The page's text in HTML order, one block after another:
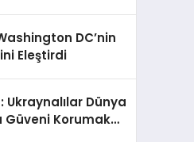
DC’nin
Eleştirdi
Ukraynalılar Dünya
Güveni Korumak